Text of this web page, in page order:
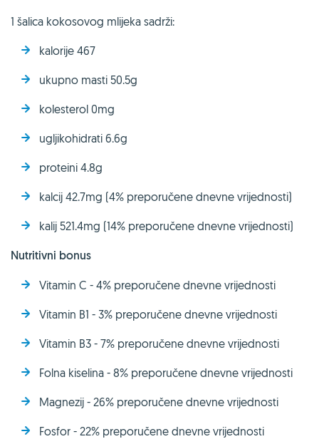
1 šalica kokosovog mlijeka sadrži:
kalorije 467
ukupno masti 50.5g
kolesterol 0mg
ugljikohidrati 6.6g
proteini 4.8g
kalcij 42.7mg (4% preporučene dnevne vrijednosti)
kalij 521.4mg (14% preporučene dnevne vrijednosti)
Nutritivni bonus
Vitamin C - 4% preporučene dnevne vrijednosti
Vitamin B1 - 3% preporučene dnevne vrijednosti
Vitamin B3 - 7% preporučene dnevne vrijednosti
Folna kiselina - 8% preporučene dnevne vrijednosti
Magnezij - 26% preporučene dnevne vrijednosti
Fosfor - 22% preporučene dnevne vrijednosti